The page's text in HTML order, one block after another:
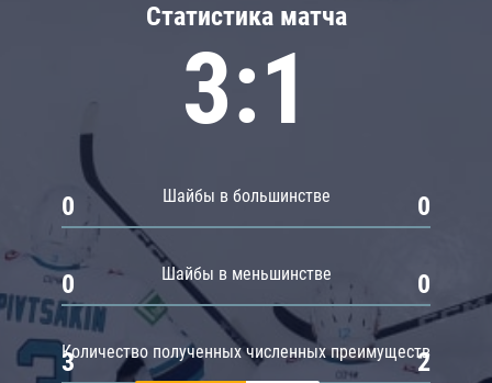
Статистика матча
3:1
Шайбы в большинстве
0 0
Шайбы в меньшинстве
0 0
Количество полученных численных преимуществ
3 2